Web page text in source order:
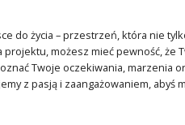
do życia – przestrzeń, która nie
możesz mieć pewność, że
Twoje oczekiwania, marzenia
z pasją i zaangażowaniem, abyś